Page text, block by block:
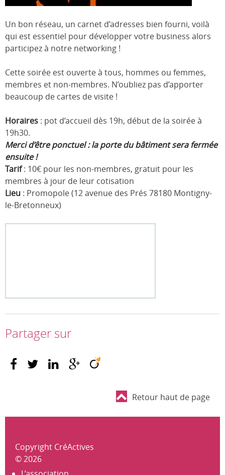
Un bon réseau, un carnet d’adresses bien fourni, voilà
qui est essentiel pour développer votre business alors
participez à notre networking !
Cette soirée est ouverte à tous, hommes ou femmes,
membres et non-membres. N’oubliez pas d’apporter
beaucoup de cartes de visite !
Horaires : pot d’accueil dès 19h, début de la soirée à
19h30.
Merci d’être ponctuel : la porte du bâtiment sera fermée
ensuite !
Tarif: 10€ pour les non-membres, gratuit pour les
membres à jour de leur cotisation
Lieu : Promopole (12 avenue des Prés 78180 Montigny-
le-Bretonneux)
Partager sur
Retour haut de page
Copyright CréActives
© 2026